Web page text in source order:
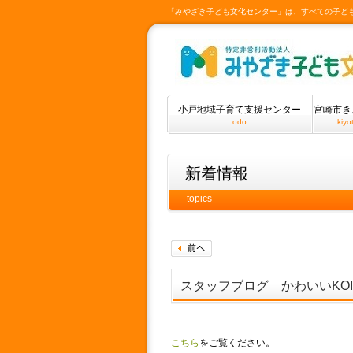
「みやざき子ども文化センター」は、すべての子
小戸地域子育て支援センター
odo
宮崎市
新着情報
topics
スタッフブログ かわいい
こちら をご覧ください。